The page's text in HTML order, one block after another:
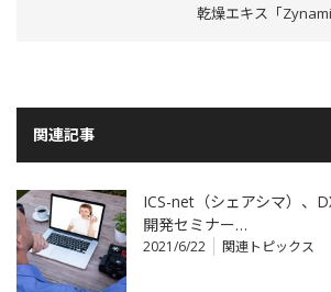
乾燥エキス「
関連記事
ICS-net（シェアシマ）、
開発セミナー…
2021/6/22 関連トピックス